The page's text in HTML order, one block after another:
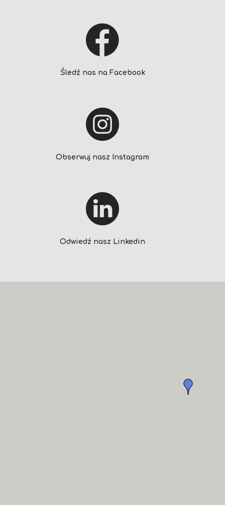
Śledź nas na Facebook
Obserwuj nasz Instagram
Odwiedź nasz Linkedin